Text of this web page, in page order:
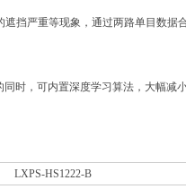
遮挡严重等现象，通过两路单目数据
时，可内置深度学习算法，大幅减
LXPS-HS1222-B